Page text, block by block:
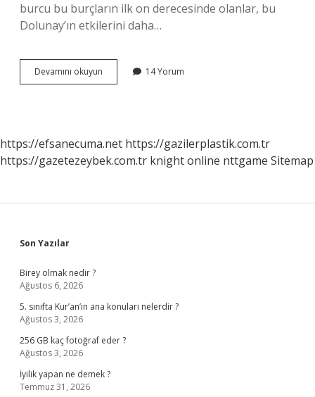
burcu bu burçların ilk on derecesinde olanlar, bu
Dolunay’ın etkilerini daha…
Devamını okuyun Dolunayda
Insanlar
14 Yorum
https://efsanecuma.net https://gazilerplastik.com.tr
https://gazetezeybek.com.tr knight online nttgame Sitemap
Sidebar
Son Yazılar
Birey olmak nedir ?
Ağustos 6, 2026
5. sınıfta Kur’an’ın ana konuları nelerdir ?
Ağustos 3, 2026
256 GB kaç fotoğraf eder ?
Ağustos 3, 2026
İyilik yapan ne demek ?
Temmuz 31, 2026